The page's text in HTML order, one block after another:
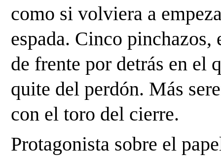
como si volviera a
espada. Cinco
de frente por detrás en el
quite del perdón. Más
con el toro del cierre.
Protagonista sobre el